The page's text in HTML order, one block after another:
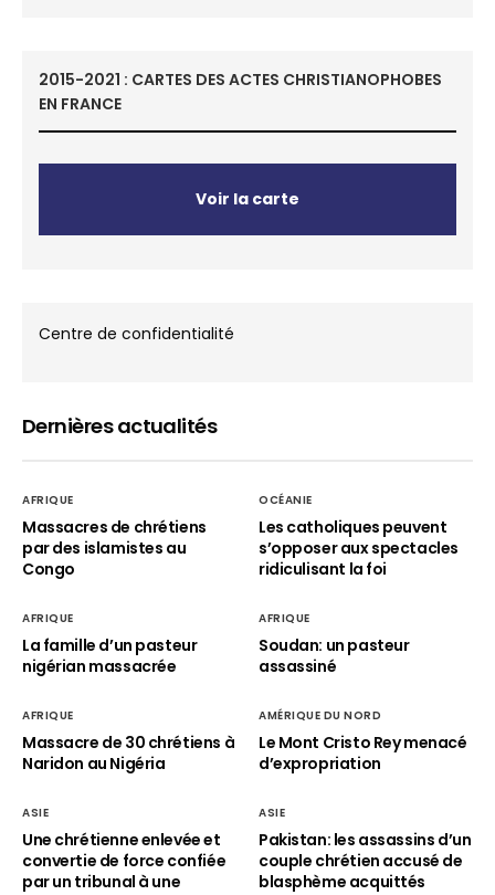
2015-2021 : CARTES DES ACTES CHRISTIANOPHOBES
EN FRANCE
Voir la carte
Centre de confidentialité
Dernières actualités
AFRIQUE
Massacres de chrétiens
par des islamistes au
Congo
OCÉANIE
Les catholiques peuvent
s’opposer aux spectacles
ridiculisant la foi
AFRIQUE
La famille d’un pasteur
nigérian massacrée
AFRIQUE
Soudan: un pasteur
assassiné
AFRIQUE
Massacre de 30 chrétiens à
Naridon au Nigéria
AMÉRIQUE DU NORD
Le Mont Cristo Rey menacé
d’expropriation
ASIE
Une chrétienne enlevée et
convertie de force confiée
par un tribunal à une
ASIE
Pakistan: les assassins d’un
couple chrétien accusé de
blasphème acquittés